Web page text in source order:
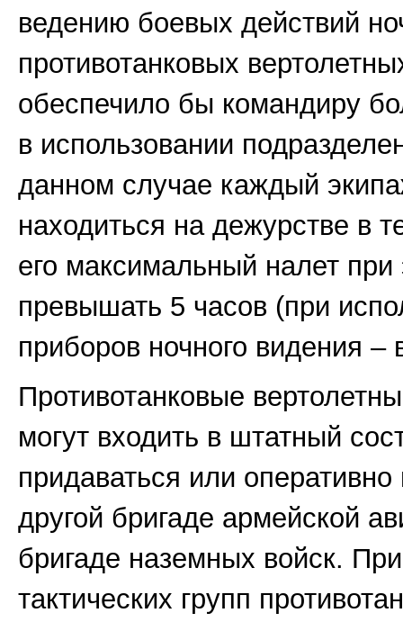
ведению боевых действий
противотанковых
обеспечило бы командиру
в использовании
данном случае каждый
находиться на дежурстве в
его максимальный налет
превышать 5 часов (при
приборов ночного видения –
Противотанковые
могут входить в штатный
придаваться или оперативно
другой бригаде армейской
бригаде наземных войск.
тактических групп